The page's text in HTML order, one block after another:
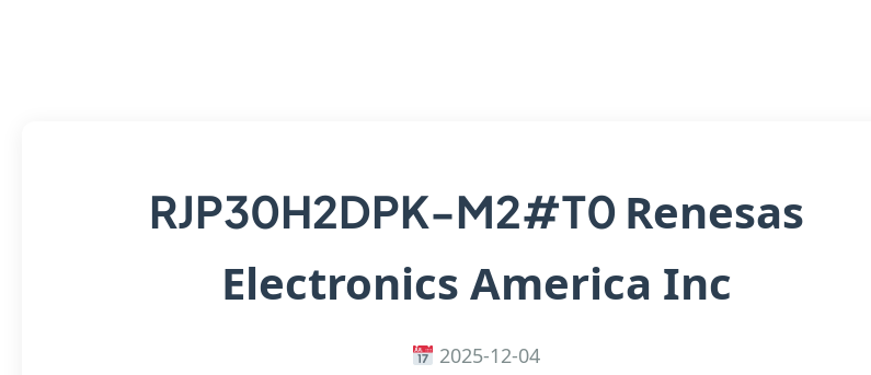
RJP30H2DPK-M2#T0 Renesas
Electronics America Inc
2025-12-04